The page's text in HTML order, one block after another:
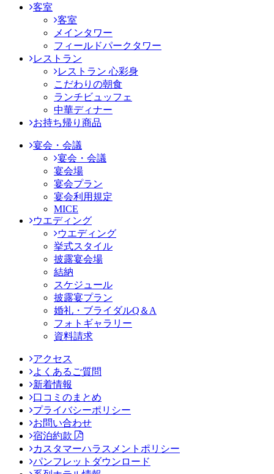
客室
客室
メインタワー
フィールドパークタワー
レストラン
レストラン 心彩身
こだわりの朝食
ランチビュッフェ
中華ディナー
お持ち帰り商品
宴会・会議
宴会・会議
宴会場
宴会プラン
宴会利用規定
MICE
ウエディング
ウエディング
挙式スタイル
披露宴会場
結納
スケジュール
披露宴プラン
婚礼・ブライダルQ＆A
フォトギャラリー
資料請求
アクセス
よくあるご質問
新着情報
口コミのまとめ
プライバシーポリシー
お問い合わせ
宿泊約款
カスタマーハラスメントポリシー
パンフレットダウンロード